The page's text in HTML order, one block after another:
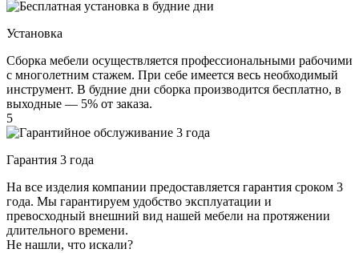
Установка
Сборка мебели осуществляется профессиональными рабочими
с многолетним стажем. При себе имеется весь необходимый
инструмент. В будние дни сборка производится бесплатно, в
выходные — 5% от заказа.
5
Гарантия 3 года
На все изделия компании предоставляется гарантия сроком 3
года. Мы гарантируем удобство эксплуатации и
превосходный внешний вид нашей мебели на протяжении
длительного времени.
Не нашли, что искали?